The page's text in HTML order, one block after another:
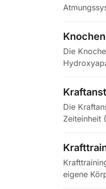
Die
Die
Zeiteinheit
eigene